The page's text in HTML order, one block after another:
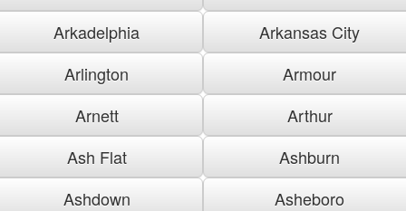
Arkadelphia
Arkansas City
Arlington
Armour
Arnett
Arthur
Ash Flat
Ashburn
Ashdown
Asheboro